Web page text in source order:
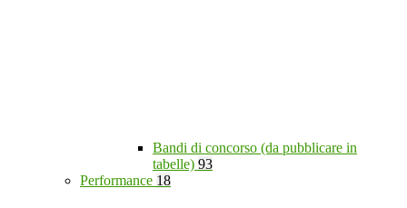
Bandi di concorso (da pubblicare in
tabelle) 93
Performance 18